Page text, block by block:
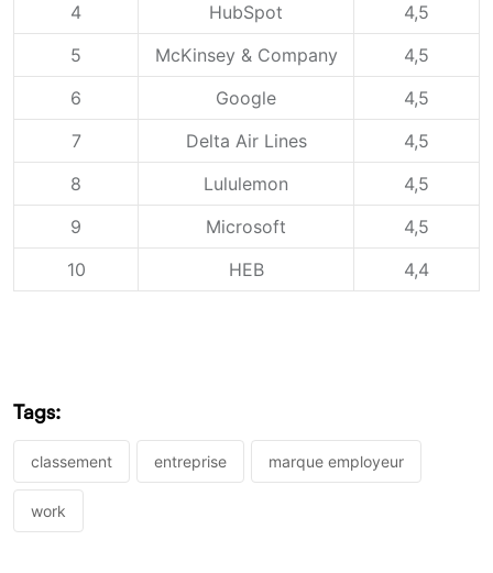
4
HubSpot
4,5
5
McKinsey & Company
4,5
6
Google
4,5
7
Delta Air Lines
4,5
8
Lululemon
4,5
9
Microsoft
4,5
10
HEB 4,4
Tags:
classement entreprise marque employeur
work